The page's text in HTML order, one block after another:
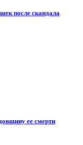
после скандала
ее смерти